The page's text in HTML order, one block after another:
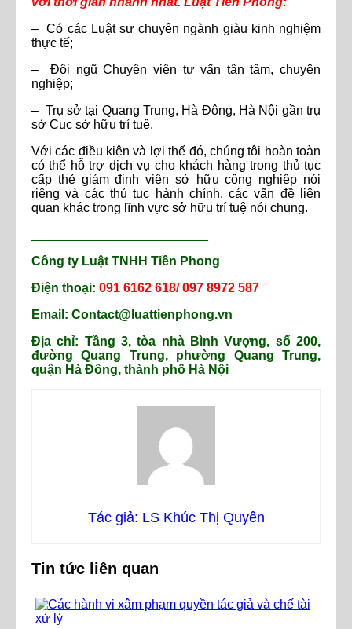
– Có các Luật sư chuyên ngành giàu kinh nghiệm
thực tế;
– Đội ngũ Chuyên viên tư vấn tận tâm, chuyên
nghiệp;
– Trụ sở tại Quang Trung, Hà Đông, Hà Nội gần trụ
sở Cục sở hữu trí tuệ.
Với các điều kiện và lợi thế đó, chúng tôi hoàn toàn
có thể hỗ trợ dịch vụ cho khách hàng trong thủ tục
cấp thẻ giám định viên sở hữu công nghiệp nói
riêng và các thủ tục hành chính, các vấn đề liên
quan khác trong lĩnh vực sở hữu trí tuệ nói chung.
Công ty Luật TNHH Tiền Phong
Điện thoại: 091 6162 618/ 097 8972 587
Email: Contact@luattienphong.vn
Địa chỉ: Tầng 3, tòa nhà Bình Vượng, số 200,
đường Quang Trung, phường Quang Trung,
quận Hà Đông, thành phố Hà Nội
Tác giả: LS Khúc Thị Quyên
Tin tức liên quan